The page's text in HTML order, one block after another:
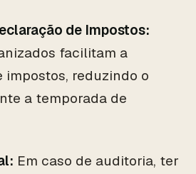
de Impostos:
facilitam a
impostos, reduzindo o
a temporada de
Em caso de auditoria, ter